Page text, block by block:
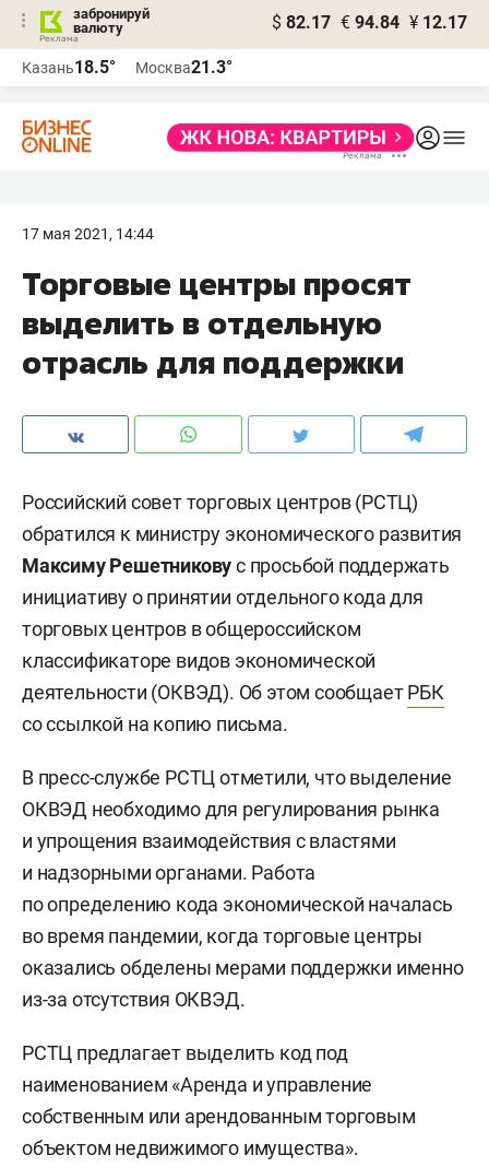
забронируй
валюту
$ 82.17 € 94.84 ¥ 12.17
Казань18.5° Москва21.3°
17 мая 2021, 14:44
Торговые центры просят
выделить в отдельную
отрасль для поддержки
Российский совет торговых центров (РСТЦ)
обратился к министру экономического развития
Максиму Решетниковус просьбой поддержать
инициативу о принятии отдельного кода для
торговых центров в общероссийском
классификаторе видов экономической
деятельности (ОКВЭД). Об этом сообщаетРБК
со ссылкой на копию письма.
В пресс-службе РСТЦ отметили, что выделение
ОКВЭД необходимо для регулирования рынка
и упрощения взаимодействия с властями
и надзорными органами. Работа
по определению кода экономической началась
во время пандемии, когда торговые центры
оказались обделены мерами поддержки именно
из-за отсутствия ОКВЭД.
РСТЦ предлагает выделить код под
наименованием «Аренда и управление
собственным или арендованным торговым
объектом недвижимого имущества».